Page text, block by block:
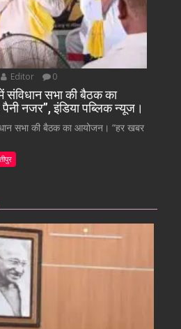
Editor 0
संविधान सभा की बैठक का
नजर”, इंडिया पब्लिक न्यूज।
सभा की बैठक का आयोजन। “हर खबर